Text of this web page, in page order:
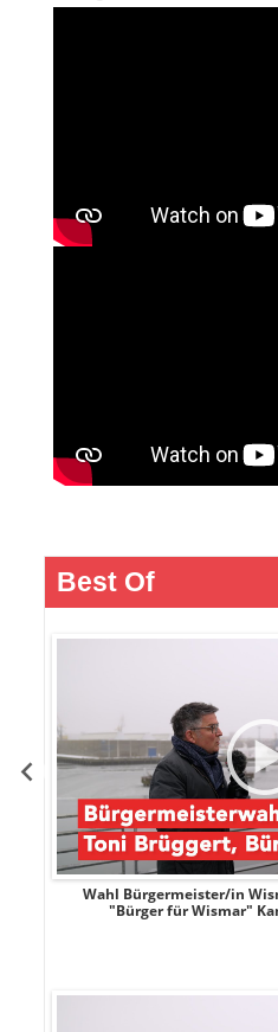
Best Of
Wahl Bürgermeister/in
"Bürger für Wismar"